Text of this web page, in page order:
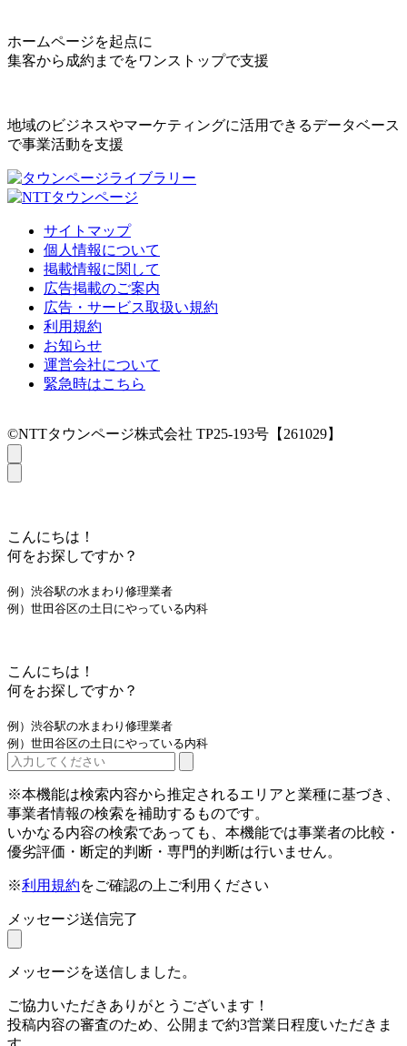
ホームページを起点に
集客から成約までをワンストップで支援
地域のビジネスやマーケティングに活用できるデータベース
で事業活動を支援
サイトマップ
個人情報について
掲載情報に関して
広告掲載のご案内
広告・サービス取扱い規約
利用規約
お知らせ
運営会社について
緊急時はこちら
©NTTタウンページ株式会社 TP25-193号【261029】
こんにちは！
何をお探しですか？
例）渋谷駅の水まわり修理業者
例）世田谷区の土日にやっている内科
こんにちは！
何をお探しですか？
例）渋谷駅の水まわり修理業者
例）世田谷区の土日にやっている内科
※本機能は検索内容から推定されるエリアと業種に基づき、
事業者情報の検索を補助するものです。
いかなる内容の検索であっても、本機能では事業者の比較・
優劣評価・断定的判断・専門的判断は行いません。
※利用規約をご確認の上ご利用ください
メッセージ送信完了
メッセージを送信しました。
ご協力いただきありがとうございます！
投稿内容の審査のため、公開まで約3営業日程度いただきま